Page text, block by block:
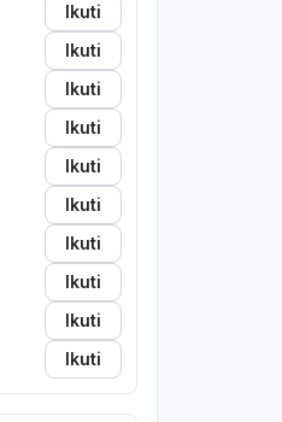
Ikuti
Ikuti
Ikuti
Ikuti
Ikuti
Ikuti
Ikuti
Ikuti
Ikuti
Ikuti